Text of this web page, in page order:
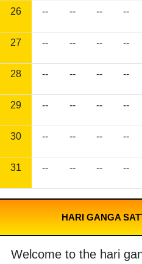
26 -- -- -- --
27 -- -- -- --
28 -- -- -- --
29 -- -- -- --
30 -- -- -- --
31 -- -- -- --
HARI GANGA
Welcome to the hari